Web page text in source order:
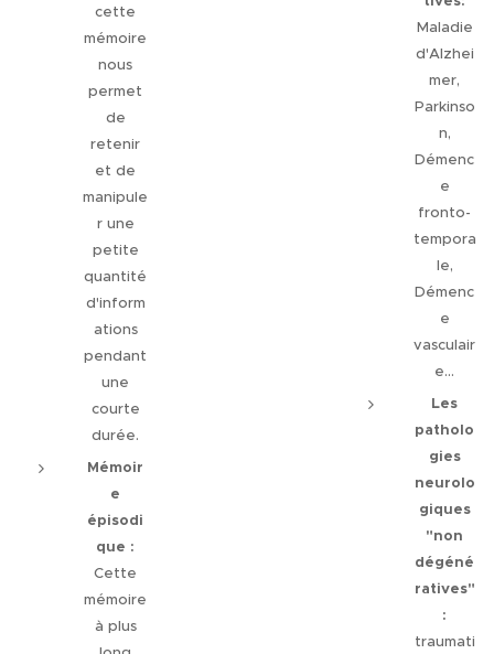
cette
mémoire
nous
permet
de
retenir
et de
manipule
r une
petite
quantité
d'inform
ations
pendant
une
courte
durée.
Mémoir
e
épisodi
que :
Cette
mémoire
à plus
Maladie
d'Alzhei
mer,
Parkinso
n,
Démenc
e
fronto-
tempora
le,
Démenc
e
vasculair
e...
Les
patholo
gies
neurolo
giques
"non
dégéné
ratives"
:
traumati